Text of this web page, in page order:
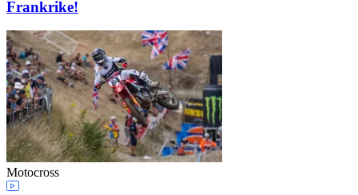
Frankrike!
Motocross